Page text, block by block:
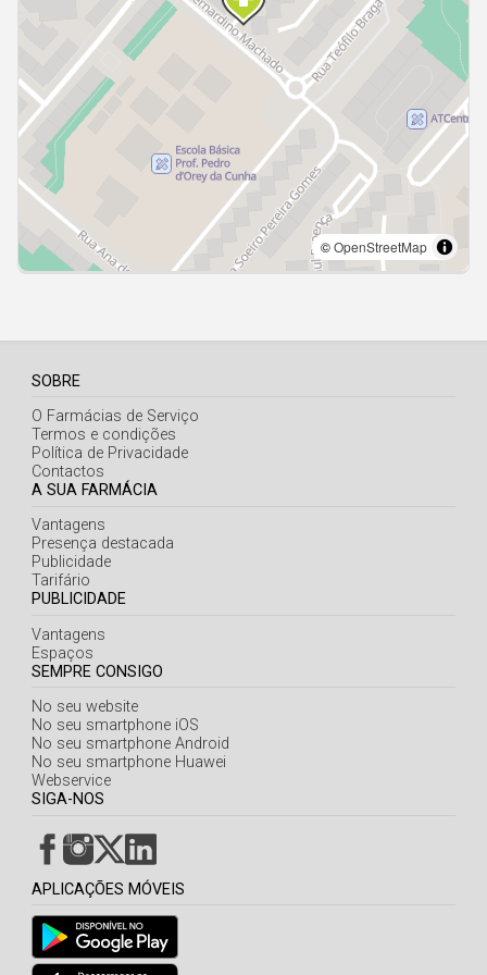
SOBRE
O Farmácias de Serviço
Termos e condições
Política de Privacidade
Contactos
A SUA FARMÁCIA
Vantagens
Presença destacada
Publicidade
Tarifário
PUBLICIDADE
Vantagens
Espaços
SEMPRE CONSIGO
No seu website
No seu smartphone iOS
No seu smartphone Android
No seu smartphone Huawei
Webservice
SIGA-NOS
APLICAÇÕES MÓVEIS